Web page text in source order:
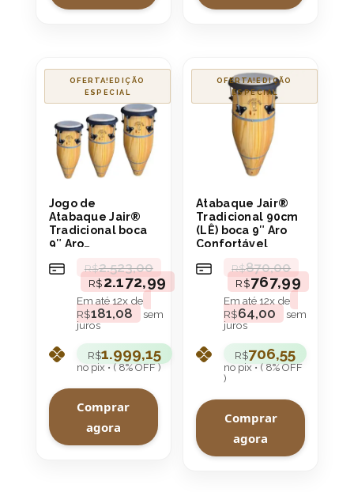
OFERTA!
Jogo de
Atabaque Jair®
Tradicional boca
9″ Aro
R$2.523,00
R$2.172,99
Em até12x de
R$181,08
sem
juros
R$1.999,15
no pix • ( 8% OFF )
Comprar
agora
OFERTA!
Atabaque Jair®
Tradicional 90cm
(LÊ) boca 9″ Aro
Confortável
R$870,00
R$767,99
Em até12x de
R$64,00
sem
juros
R$706,55
no pix • ( 8% OFF
)
Comprar
agora